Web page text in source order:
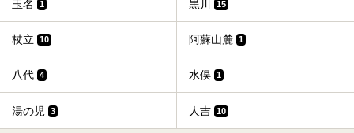
玉名 1 黒川 15
杖立 10 阿蘇山麓 1
八代 4 水俣 1
湯の児 3 人吉 10